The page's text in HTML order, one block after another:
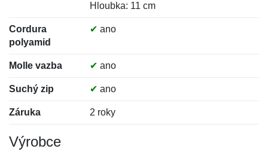
Hloubka: 11 cm
Cordura
polyamid
✔ ano
Molle vazba ✔ ano
Suchý zip ✔ ano
Záruka 2 roky
Výrobce